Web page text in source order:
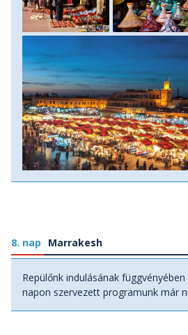
8. nap Marrakesh
Repülőnk indulásának
napon szervezett programunk már